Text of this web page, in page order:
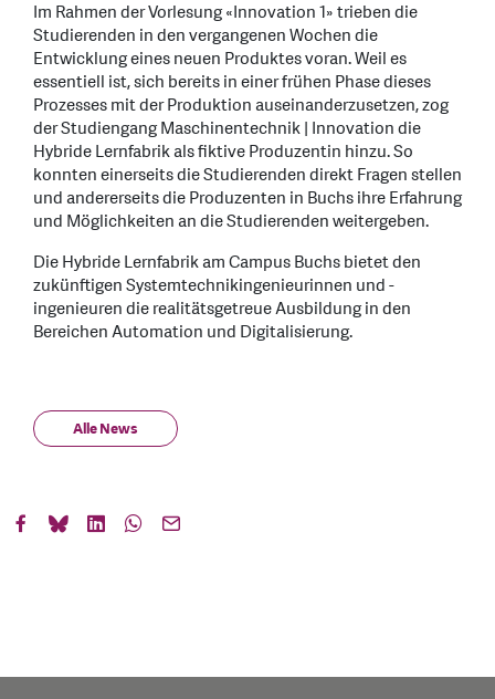
Im Rahmen der Vorlesung «Innovation 1» trieben die
Studierenden in den vergangenen Wochen die
Entwicklung eines neuen Produktes voran. Weil es
essentiell ist, sich bereits in einer frühen Phase dieses
Prozesses mit der Produktion auseinanderzusetzen, zog
der Studiengang Maschinentechnik | Innovation die
Hybride Lernfabrik als fiktive Produzentin hinzu. So
konnten einerseits die Studierenden direkt Fragen stellen
und andererseits die Produzenten in Buchs ihre Erfahrung
und Möglichkeiten an die Studierenden weitergeben.
Die Hybride Lernfabrik am Campus Buchs bietet den
zukünftigen Systemtechnikingenieurinnen und -
ingenieuren die realitätsgetreue Ausbildung in den
Bereichen Automation und Digitalisierung.
Alle News